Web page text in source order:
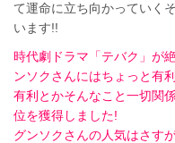
て運命に立ち向かっていく
います!!
時代劇ドラマ「テバク」が
ンソクさんにはちょっと有
有利とかそんなこと一切関
位を獲得しました!
グンソクさんの人気はさす